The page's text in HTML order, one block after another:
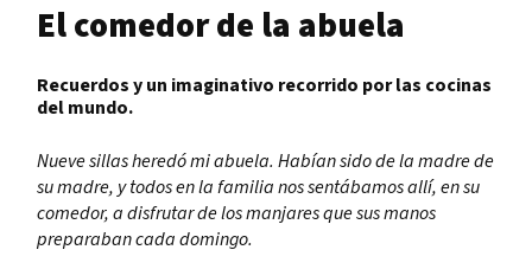
El comedor de la abuela
Recuerdos y un imaginativo recorrido por las cocinas
del mundo.
Nueve sillas heredó mi abuela. Habían sido de la madre de
su madre, y todos en la familia nos sentábamos allí, en su
comedor, a disfrutar de los manjares que sus manos
preparaban cada domingo.